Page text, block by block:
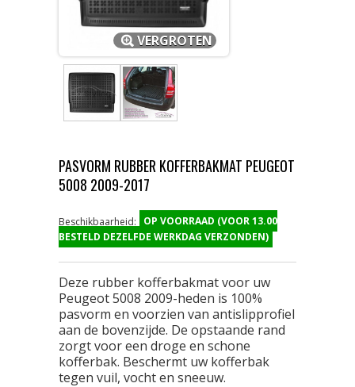
VERGROTEN
PASVORM RUBBER KOFFERBAKMAT PEUGEOT
5008 2009-2017
Beschikbaarheid:
OP VOORRAAD (VOOR 13.00
BESTELD DEZELFDE WERKDAG VERZONDEN)
Deze rubber kofferbakmat voor uw
Peugeot 5008 2009-heden is 100%
pasvorm en voorzien van antislipprofiel
aan de bovenzijde. De opstaande rand
zorgt voor een droge en schone
kofferbak. Beschermt uw kofferbak
tegen vuil, vocht en sneeuw.